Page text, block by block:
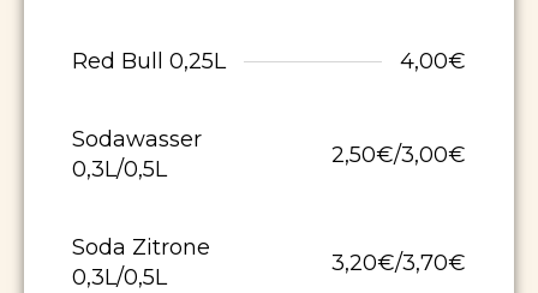
Red Bull 0,25L 4,00€
Sodawasser
0,3L/0,5L
2,50€/3,00€
Soda Zitrone
0,3L/0,5L
3,20€/3,70€